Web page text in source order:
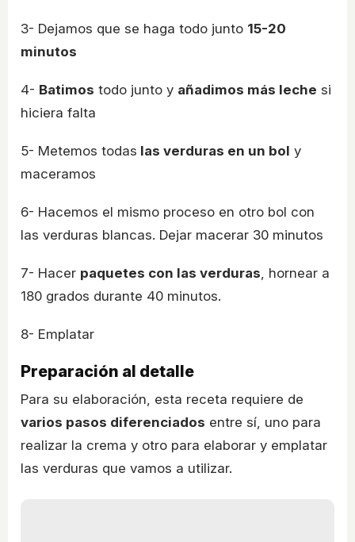
3- Dejamos que se haga todo junto 15-20
minutos
4- Batimos todo junto y añadimos más leche si
hiciera falta
5- Metemos todas las verduras en un bol y
maceramos
6- Hacemos el mismo proceso en otro bol con
las verduras blancas. Dejar macerar 30 minutos
7- Hacer paquetes con las verduras, hornear a
180 grados durante 40 minutos.
8- Emplatar
Preparación al detalle
Para su elaboración, esta receta requiere de
varios pasos diferenciados entre sí, uno para
realizar la crema y otro para elaborar y emplatar
las verduras que vamos a utilizar.